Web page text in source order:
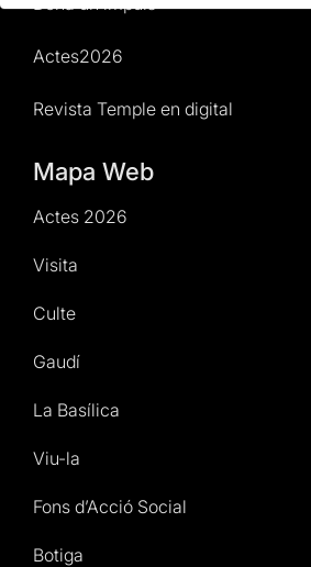
Actes2026
Revista Temple en digital
Mapa Web
Actes 2026
Visita
Culte
Gaudí
La Basílica
Viu-la
Fons d’Acció Social
Botiga